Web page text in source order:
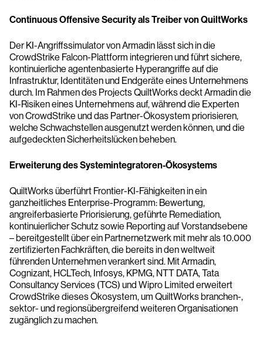
Continuous Offensive Security als Treiber von QuiltWorks
Der KI-Angriffssimulator von Armadin lässt sich in die
CrowdStrike Falcon-Plattform integrieren und führt sichere,
kontinuierliche agentenbasierte Hyperangriffe auf die
Infrastruktur, Identitäten und Endgeräte eines Unternehmens
durch. Im Rahmen des Projects QuiltWorks deckt Armadin die
KI-Risiken eines Unternehmens auf, während die Experten
von CrowdStrike und das Partner-Ökosystem priorisieren,
welche Schwachstellen ausgenutzt werden können, und die
aufgedeckten Sicherheitslücken beheben.
Erweiterung des Systemintegratoren-Ökosystems
QuiltWorks überführt Frontier-KI-Fähigkeiten in ein
ganzheitliches Enterprise-Programm: Bewertung,
angreiferbasierte Priorisierung, geführte Remediation,
kontinuierlicher Schutz sowie Reporting auf Vorstandsebene
– bereitgestellt über ein Partnernetzwerk mit mehr als 10.000
zertifizierten Fachkräften, die bereits in den weltweit
führenden Unternehmen verankert sind. Mit Armadin,
Cognizant, HCLTech, Infosys, KPMG, NTT DATA, Tata
Consultancy Services (TCS) und Wipro Limited erweitert
CrowdStrike dieses Ökosystem, um QuiltWorks branchen-,
sektor- und regionsübergreifend weiteren Organisationen
zugänglich zu machen.